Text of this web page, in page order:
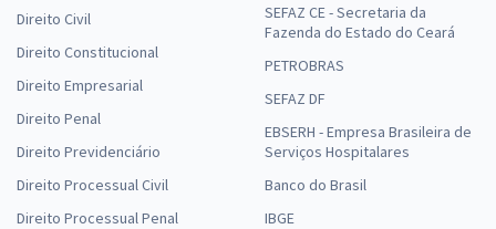
Direito Civil
Direito Constitucional
Direito Empresarial
Direito Penal
Direito Previdenciário
Direito Processual Civil
Direito Processual Penal
SEFAZ CE - Secretaria da
Fazenda do Estado do Ceará
PETROBRAS
SEFAZ DF
EBSERH - Empresa Brasileira de
Serviços Hospitalares
Banco do Brasil
IBGE